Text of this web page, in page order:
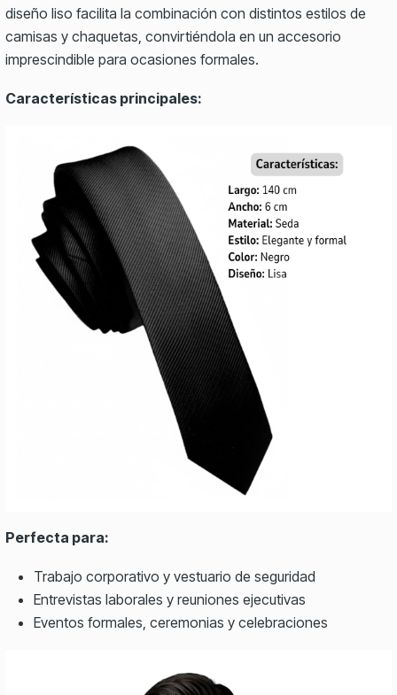
diseño liso facilita la combinación con distintos estilos de
camisas y chaquetas, convirtiéndola en un accesorio
imprescindible para ocasiones formales.
Características principales:
Perfecta para:
Trabajo corporativo y vestuario de seguridad
Entrevistas laborales y reuniones ejecutivas
Eventos formales, ceremonias y celebraciones